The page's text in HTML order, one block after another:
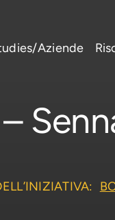
Aziende